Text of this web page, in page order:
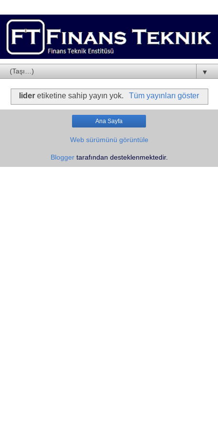
▼
lider etiketine sahip yayın yok. Tüm yayınları göster
Ana Sayfa
Web sürümünü görüntüle
Bloggertarafından desteklenmektedir.